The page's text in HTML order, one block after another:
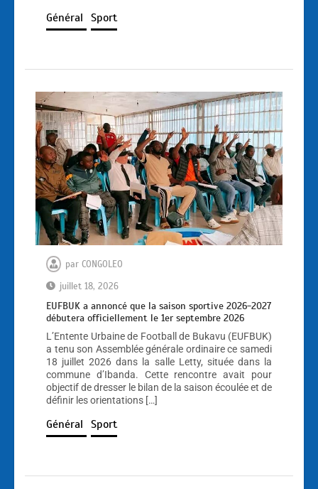
Général Sport
par CONGOLEO
juillet 18, 2026
EUFBUK a annoncé que la saison sportive 2026-2027
débutera officiellement le 1er septembre 2026
L’Entente Urbaine de Football de Bukavu (EUFBUK)
a tenu son Assemblée générale ordinaire ce samedi
18 juillet 2026 dans la salle Letty, située dans la
commune d’Ibanda. Cette rencontre avait pour
objectif de dresser le bilan de la saison écoulée et de
définir les orientations […]
Général Sport